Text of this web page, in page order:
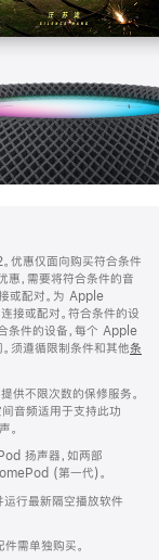
优惠仅面向购买符合条件
，需要将符合条件的音
或配对。为 Apple
接或配对。符合条件的设
条件的设备，每个 Apple
须遵循限制条件和其他条
不限次数的保修服务。
音频适用于支持此功
。
扬声器，如两部
(第一代)。
行最新隔空播放软件
需单独购买。